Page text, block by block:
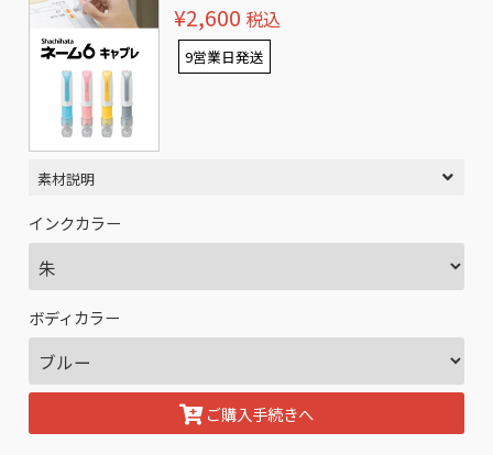
¥2,600 税込
9営業日発送
素材説明
インクカラー
ボディカラー
ご購入手続きへ